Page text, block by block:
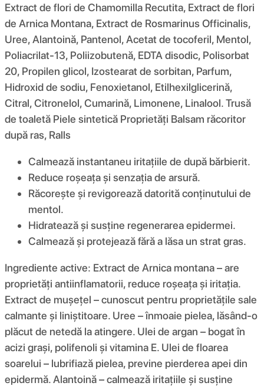
Extract de flori de Chamomilla Recutita, Extract de flori
de Arnica Montana, Extract de Rosmarinus Officinalis,
Uree, Alantoină, Pantenol, Acetat de tocoferil, Mentol,
Poliacrilat-13, Poliizobutenă, EDTA disodic, Polisorbat
20, Propilen glicol, Izostearat de sorbitan, Parfum,
Hidroxid de sodiu, Fenoxietanol, Etilhexilglicerină,
Citral, Citronelol, Cumarină, Limonene, Linalool. Trusă
de toaletă Piele sintetică Proprietăți Balsam răcoritor
după ras, Ralls
Calmează instantaneu iritațiile de după bărbierit.
Reduce roșeața și senzația de arsură.
Răcorește și revigorează datorită conținutului de
mentol.
Hidratează și susține regenerarea epidermei.
Calmează și protejează fără a lăsa un strat gras.
Ingrediente active: Extract de Arnica montana – are
proprietăți antiinflamatorii, reduce roșeața și iritația.
Extract de mușețel – cunoscut pentru proprietățile sale
calmante și liniștitoare. Uree – înmoaie pielea, lăsând-o
plăcut de netedă la atingere. Ulei de argan – bogat în
acizi grași, polifenoli și vitamina E. Ulei de floarea
soarelui – lubrifiază pielea, previne pierderea apei din
epidermă. Alantoină – calmează iritațiile și susține